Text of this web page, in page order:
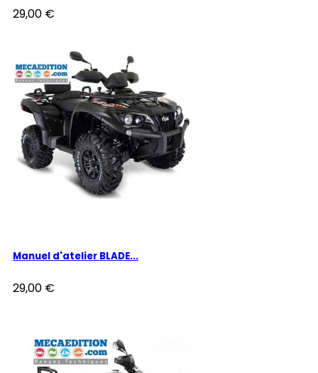
29,00 €
Manuel d'atelier BLADE...
29,00 €